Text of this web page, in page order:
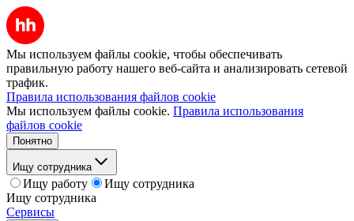
Мы используем файлы cookie, чтобы обеспечивать
правильную работу нашего веб-сайта и анализировать сетевой
трафик.
Правила использования файлов cookie
Мы используем файлы cookie. Правила использования
файлов cookie
Понятно
Ищу сотрудника
Ищу работу
Ищу сотрудника
Ищу сотрудника
Сервисы